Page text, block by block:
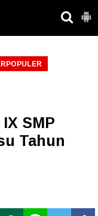
SMP
Tahun